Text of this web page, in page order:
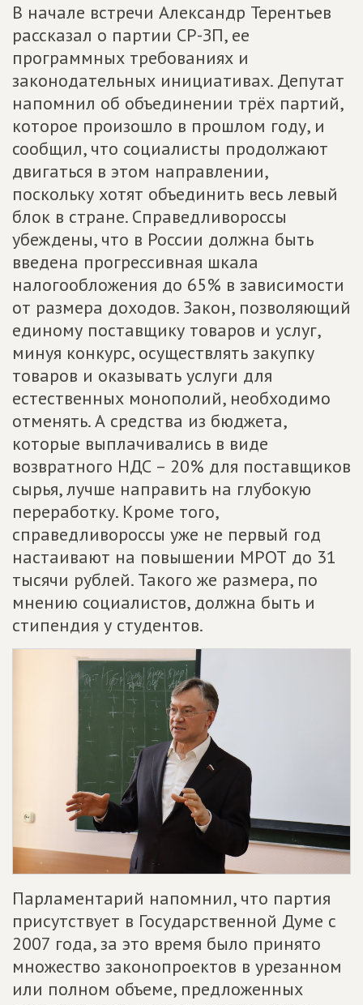
В начале встречи Александр Терентьев
рассказал о партии СР-ЗП, ее
программных требованиях и
законодательных инициативах. Депутат
напомнил об объединении трёх партий,
которое произошло в прошлом году, и
сообщил, что социалисты продолжают
двигаться в этом направлении,
поскольку хотят объединить весь левый
блок в стране. Справедливороссы
убеждены, что в России должна быть
введена прогрессивная шкала
налогообложения до 65% в зависимости
от размера доходов. Закон, позволяющий
единому поставщику товаров и услуг,
минуя конкурс, осуществлять закупку
товаров и оказывать услуги для
естественных монополий, необходимо
отменять. А средства из бюджета,
которые выплачивались в виде
возвратного НДС – 20% для поставщиков
сырья, лучше направить на глубокую
переработку. Кроме того,
справедливороссы уже не первый год
настаивают на повышении МРОТ до 31
тысячи рублей. Такого же размера, по
мнению социалистов, должна быть и
стипендия у студентов.
Парламентарий напомнил, что партия
присутствует в Государственной Думе с
2007 года, за это время было принято
множество законопроектов в урезанном
или полном объеме, предложенных